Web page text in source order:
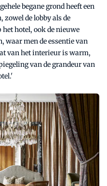
begane grond heeft een
zowel de lobby als de
hotel, ook de nieuwe
waar men de essentie van
van het interieur is warm,
van de grandeur van